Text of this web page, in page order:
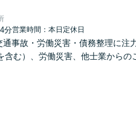
分営業時間：本日定休日
通事故・労働災害・債務整理に
む）、労働災害、他士業からの